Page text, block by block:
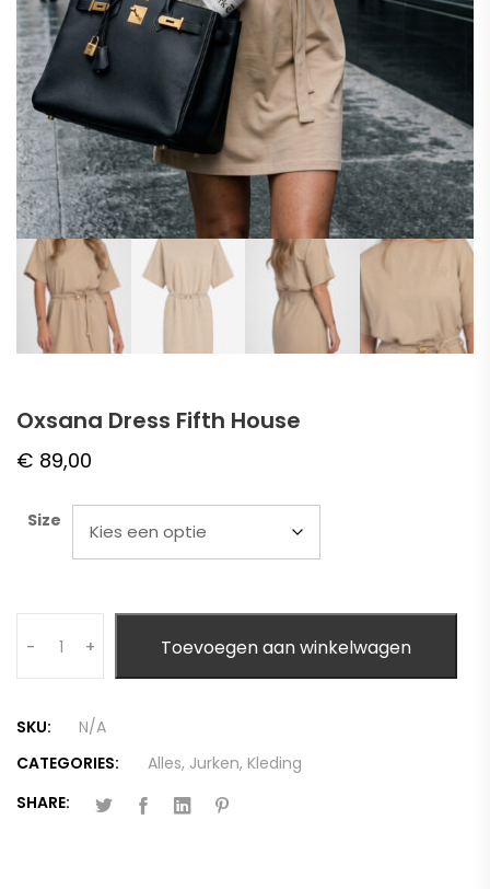
Oxsana Dress Fifth House
€ 89,00
Size
-
+ Toevoegen aan winkelwagen
SKU:
N/A
CATEGORIES:
Alles, Jurken, Kleding
SHARE: